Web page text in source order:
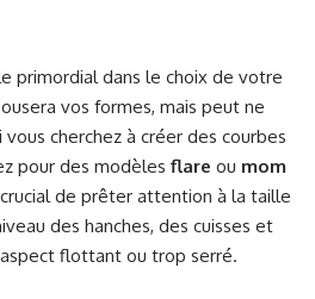
primordial dans le choix de votre
vos formes, mais peut ne
cherchez à créer des courbes
pour des modèles flare ou mom
de prêter attention à la taille
des hanches, des cuisses et
flottant ou trop serré.